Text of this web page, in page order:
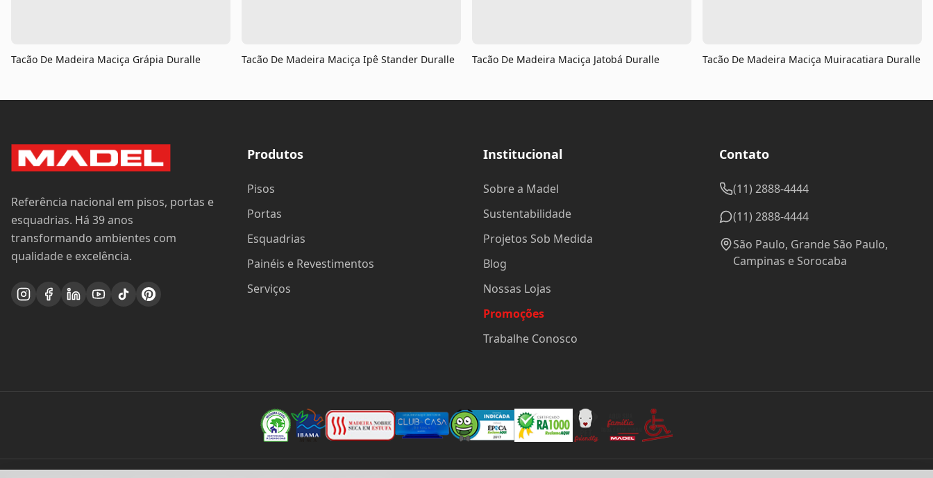
Tacão De Madeira Maciça Grápia Duralle Tacão De Madeira Maciça Ipê Stander Duralle Tacão De Madeira Maciça Jatobá Duralle Tacão De Madeira Maciça Muiracatiara Duralle
Referência nacional em pisos, portas e
esquadrias. Há 39 anos
transformando ambientes com
qualidade e excelência.
Produtos
Pisos
Portas
Esquadrias
Painéis e Revestimentos
Serviços
Institucional
Sobre a Madel
Sustentabilidade
Projetos Sob Medida
Blog
Nossas Lojas
Promoções
Trabalhe Conosco
Contato
(11) 2888-4444
(11) 2888-4444
São Paulo, Grande São Paulo,
Campinas e Sorocaba